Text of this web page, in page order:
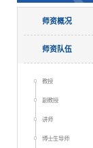
师资概况
师资队伍
教授
副教授
讲师
博士生导师